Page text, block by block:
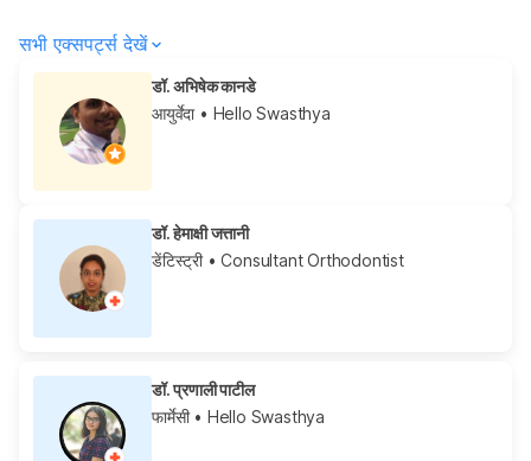
सभी एक्सपर्ट्स देखें
डॉ. अभिषेक कानडे
आयुर्वेदा• Hello Swasthya
डॉ. हेमाक्षी जत्तानी
डेंटिस्ट्री• Consultant Orthodontist
डॉ. प्रणाली पाटील
फार्मेसी• Hello Swasthya